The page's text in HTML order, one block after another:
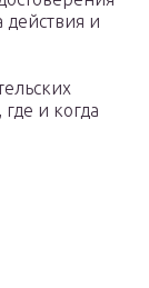
и
и когда